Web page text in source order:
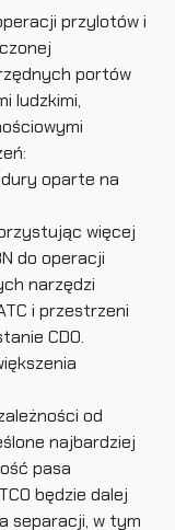
przylotów i
portów
ludzkimi,
oparte na
więcej
do operacji
narzędzi
i przestrzeni
CDO.
od
najbardziej
pasa
będzie dalej
separacji, w tym